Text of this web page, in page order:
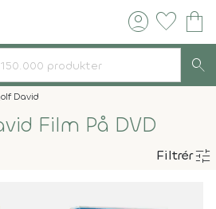
account_circle favorite shopping_bag
search
David
Film På DVD
Filtrértune